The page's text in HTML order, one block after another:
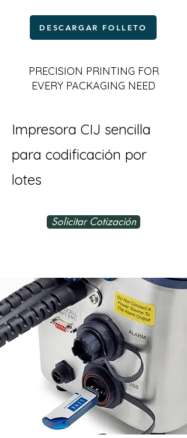
DESCARGAR FOLLETO
PRECISION PRINTING FOR
EVERY PACKAGING NEED
Impresora CIJ sencilla
para codificación por
lotes
Solicitar Cotización